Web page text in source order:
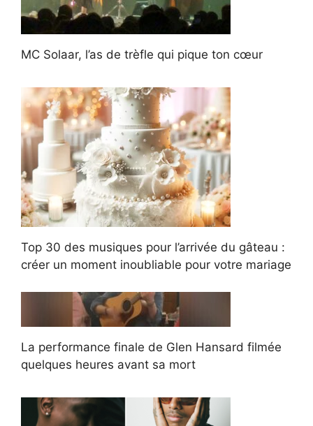
MC Solaar, l’as de trèfle qui pique ton cœur
Top 30 des musiques pour l’arrivée du gâteau :
créer un moment inoubliable pour votre mariage
La performance finale de Glen Hansard filmée
quelques heures avant sa mort